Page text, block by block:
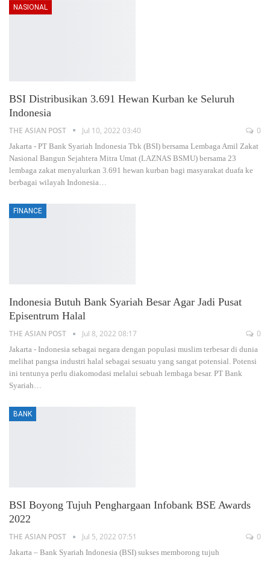
NASIONAL
BSI Distribusikan 3.691 Hewan Kurban ke Seluruh
Indonesia
THE ASIAN POST Jul 10, 2022 03:40 0
Jakarta - PT Bank Syariah Indonesia Tbk (BSI) bersama Lembaga Amil Zakat
Nasional Bangun Sejahtera Mitra Umat (LAZNAS BSMU) bersama 23
lembaga zakat menyalurkan 3.691 hewan kurban bagi masyarakat duafa ke
berbagai wilayah Indonesia…
FINANCE
Indonesia Butuh Bank Syariah Besar Agar Jadi Pusat
Episentrum Halal
THE ASIAN POST Jul 8, 2022 08:17 0
Jakarta - Indonesia sebagai negara dengan populasi muslim terbesar di dunia
melihat pangsa industri halal sebagai sesuatu yang sangat potensial. Potensi
ini tentunya perlu diakomodasi melalui sebuah lembaga besar. PT Bank
Syariah…
BANK
BSI Boyong Tujuh Penghargaan Infobank BSE Awards
2022
THE ASIAN POST Jul 5, 2022 07:51 0
Jakarta – Bank Syariah Indonesia (BSI) sukses memborong tujuh